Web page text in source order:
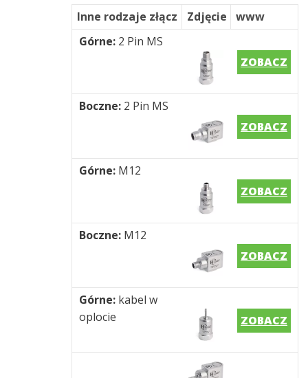
Inne rodzaje złącz Zdjęcie
www
Górne: 2 Pin MS
ZOBACZ
Boczne: 2 Pin MS
ZOBACZ
Górne: M12
ZOBACZ
Boczne: M12
ZOBACZ
Górne: kabel w
oplocie
ZOBACZ